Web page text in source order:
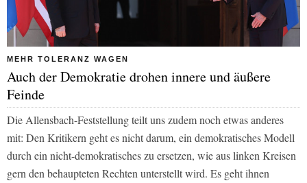
MEHR TOLERANZ WAGEN
Auch der Demokratie drohen innere und äußere
Feinde
Die Allensbach-Feststellung teilt uns zudem noch etwas anderes
mit: Den Kritikern geht es nicht darum, ein demokratisches Modell
durch ein nicht-demokratisches zu ersetzen, wie aus linken Kreisen
gern den behaupteten Rechten unterstellt wird. Es geht ihnen